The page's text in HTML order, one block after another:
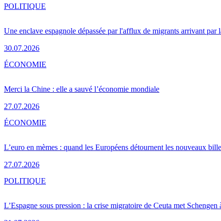
Une enclave espagnole dépassée par l'afflux de migrants arrivant par
30.07.2026
POLITIQUE
Merci la Chine : elle a sauvé l’économie mondiale
27.07.2026
ÉCONOMIE
L’euro en mèmes : quand les Européens détournent les nouveaux
27.07.2026
ÉCONOMIE
L’Espagne sous pression : la crise migratoire de Ceuta met Schengen
POLITIQUE